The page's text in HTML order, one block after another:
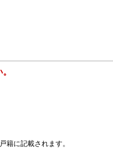
戸籍に記載されます。